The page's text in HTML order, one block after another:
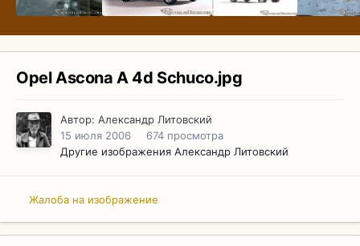
Opel Ascona A 4d Schuco.jpg
Автор: Александр Литовский
15 июля 2006
674 просмотра
Другие изображения Александр Литовский
Жалоба на изображение